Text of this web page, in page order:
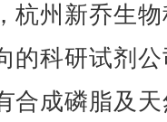
杭州新乔生
的科研试剂
合成磷脂及